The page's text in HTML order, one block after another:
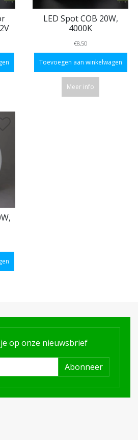
LED Spot COB 20W,
4000K
€8,50
Toevoegen aan winkelwagen
Meer info
op onze nieuwsbrief
Abonneer